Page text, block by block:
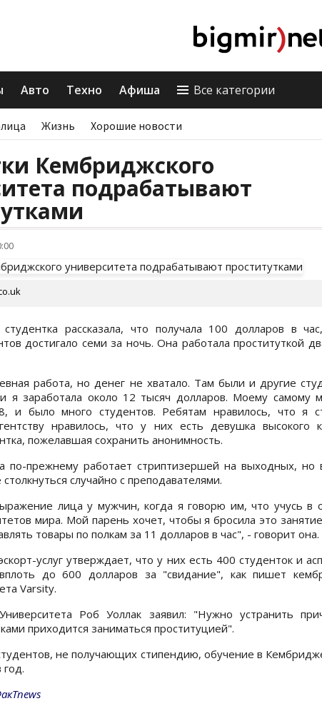
Авто Техно Афиша Все категории
Жизнь Хорошие новости
Кембриджского
подрабатывают
рассказала, что получала 100 долларов в
достигало семи за ночь. Она работала проституткой
работа, но денег не хватало. Там были и другие
я заработала около 12 тысяч долларов. Моему самому
и было много студентов. Ребятам нравилось, что я
нравилось, что у них есть девушка высокого
пожелавшая сохранить анонимность.
по-прежнему работает стриптизершей на выходных, но
случайно с преподавателями.
лица у мужчин, когда я говорю им, что учусь в
мира. Мой парень хочет, чтобы я бросила это
товары по полкам за 11 долларов в час", - говорит она.
услуг утверждает, что у них есть 400 студенток и
до 600 долларов за "свидание", как пишет
Varsity.
Роб Уоллак заявил: "Нужно устранить
приходится заниматься проституцией".
не получающих стипендию, обучение в
год.